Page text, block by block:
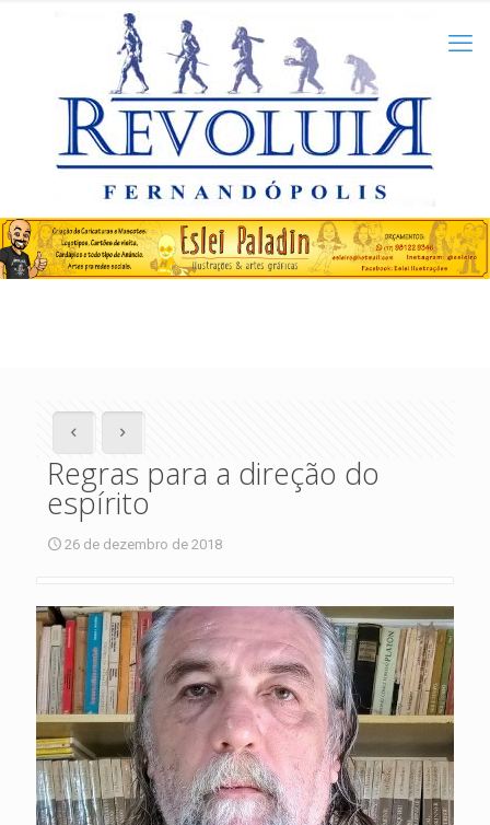
Regras para a direção do
espírito
26 de dezembro de 2018